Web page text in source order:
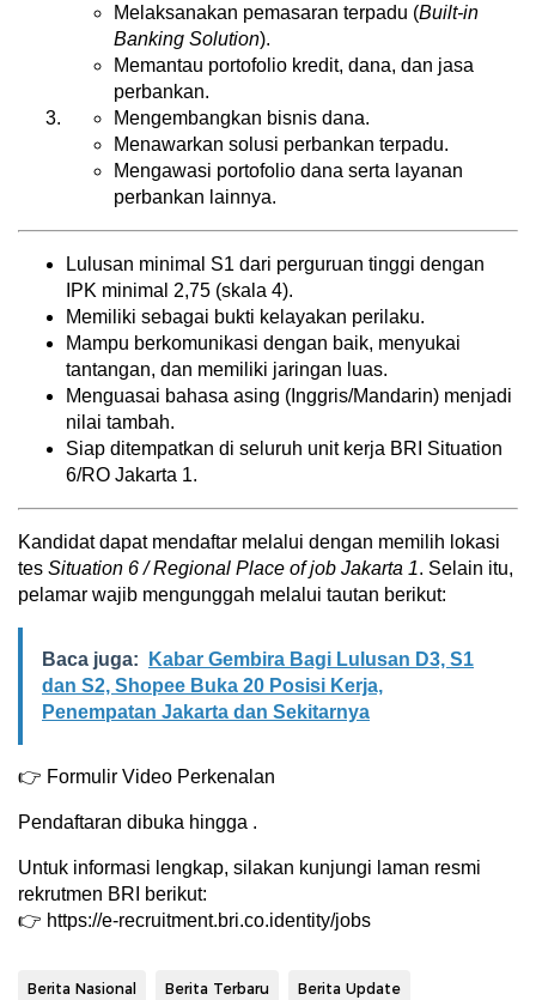
Melaksanakan pemasaran terpadu (Built-in
Banking Solution).
Memantau portofolio kredit, dana, dan jasa
perbankan.
Mengembangkan bisnis dana.
Menawarkan solusi perbankan terpadu.
Mengawasi portofolio dana serta layanan
perbankan lainnya.
Lulusan minimal S1 dari perguruan tinggi dengan
IPK minimal 2,75 (skala 4).
Memiliki sebagai bukti kelayakan perilaku.
Mampu berkomunikasi dengan baik, menyukai
tantangan, dan memiliki jaringan luas.
Menguasai bahasa asing (Inggris/Mandarin) menjadi
nilai tambah.
Siap ditempatkan di seluruh unit kerja BRI Situation
6/RO Jakarta 1.
Kandidat dapat mendaftar melalui dengan memilih lokasi
tes Situation 6 / Regional Place of job Jakarta 1. Selain itu,
pelamar wajib mengunggah melalui tautan berikut:
Baca juga:
Kabar Gembira Bagi Lulusan D3, S1
dan S2, Shopee Buka 20 Posisi Kerja,
Penempatan Jakarta dan Sekitarnya
👉 Formulir Video Perkenalan
Pendaftaran dibuka hingga .
Untuk informasi lengkap, silakan kunjungi laman resmi
rekrutmen BRI berikut:
👉 https://e-recruitment.bri.co.identity/jobs
Berita Nasional Berita Terbaru Berita Update